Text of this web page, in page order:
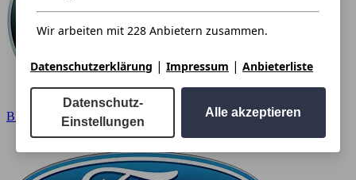
BMW
Wir arbeiten mit 228 Anbietern zusammen.
Datenschutzerklärung | Impressum | Anbieterliste
Datenschutz-
Einstellungen
Alle akzeptieren